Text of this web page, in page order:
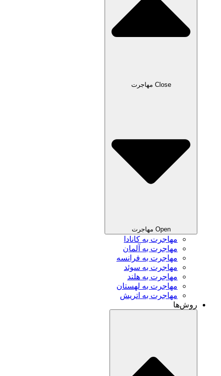
Close مهاجرت
Open مهاجرت
مهاجرت به کانادا
مهاجرت به آلمان
مهاجرت به فرانسه
مهاجرت به سوئد
مهاجرت به هلند
مهاجرت به لهستان
مهاجرت به اتریش
روش‌ها